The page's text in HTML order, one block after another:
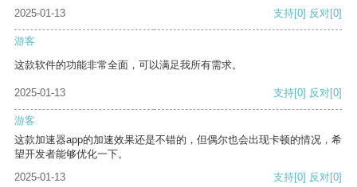
2025-01-13 支持[0] 反对[0]
游客
这款软件的功能非常全面，可以满足我所有需求。
2025-01-13 支持[0] 反对[0]
游客
这款加速器app的加速效果还是不错的，但偶尔也会出现卡顿的情况，希
望开发者能够优化一下。
2025-01-13
支持[0] 反对[0]